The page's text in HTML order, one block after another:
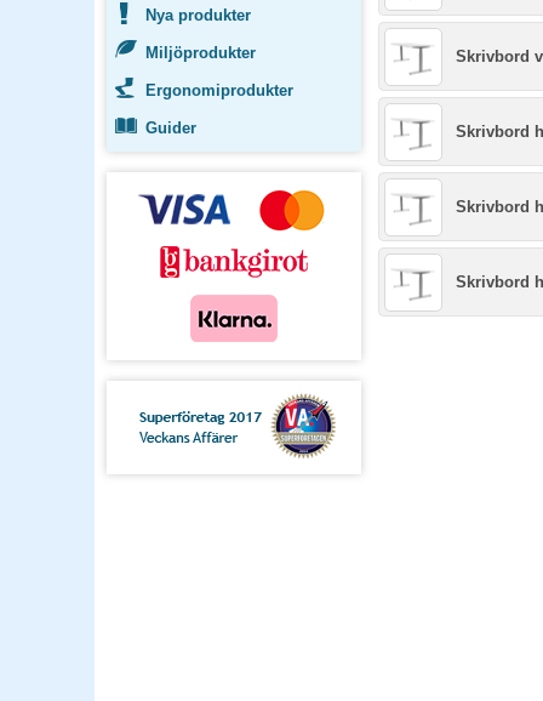
Nya produkter
Miljöprodukter
Ergonomiprodukter
Guider
Skrivbord
Skrivbord
Skrivbord
Skrivbord